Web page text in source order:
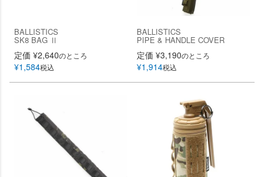
BALLISTICS
SK8 BAG Ⅱ
定価 ¥2,640のところ
¥1,584税込
BALLISTICS
PIPE & HANDLE COVER
定価 ¥3,190のところ
¥1,914税込